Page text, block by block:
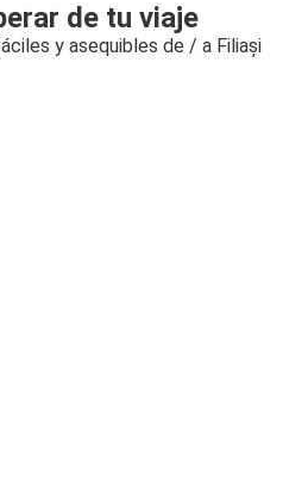
de tu viaje
y asequibles de / a Filiași